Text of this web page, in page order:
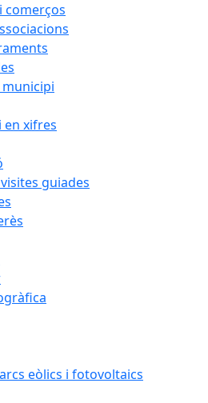
comerços
en xifres
guiades
eòlics i fotovoltaics